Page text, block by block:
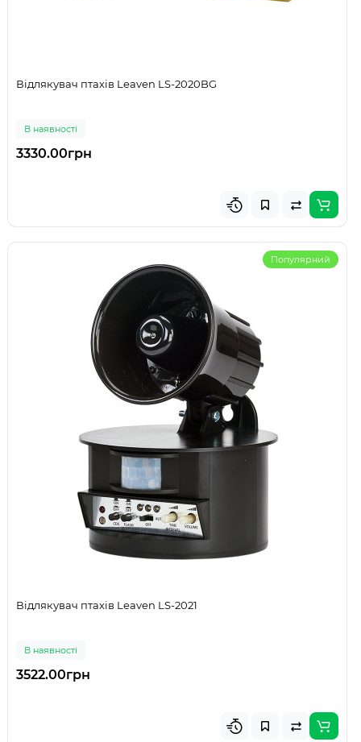
Відлякувач птахів Leaven LS-2020BG
В наявності
3330.00грн
Популярний
Відлякувач птахів Leaven LS-2021
В наявності
3522.00грн